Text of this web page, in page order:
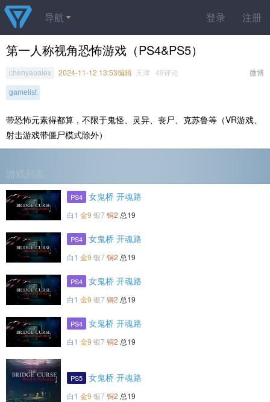
登录 注册
导航
第一人称视角恐怖游戏（PS4&PS5）
微博
chenyaoalex 2024-11-12 13:53编辑 天津 49评论
gamelist
带恐怖元素得都算，不限于鬼怪、灵异、丧尸、克苏鲁等（VR游戏、
射击游戏带僵尸模式除外）
游戏列表
PS4 女鬼桥 开魂路
白1 金9 银7 铜2 总19
PS4 女鬼桥 开魂路
白1 金9 银7 铜2 总19
PS4 女鬼桥 开魂路
白1 金9 银7 铜2 总19
PS4 女鬼桥 开魂路
白1 金9 银7 铜2 总19
PS5 女鬼桥 开魂路
白1 金9 银7 铜2 总19